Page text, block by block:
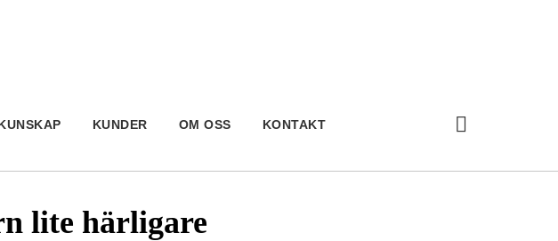
KUNDER OM OSS KONTAKT
lite härligare